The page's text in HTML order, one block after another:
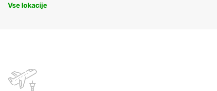
Vse lokacije